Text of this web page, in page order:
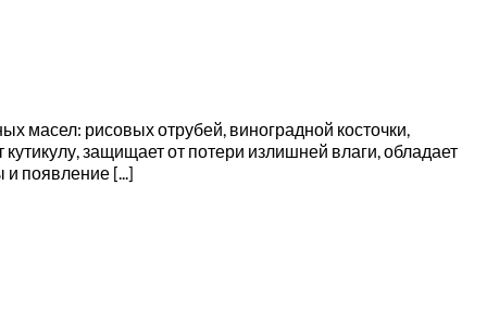
масел: рисовых отрубей, виноградной косточки,
защищает от потери излишней влаги, обладает
и появление [...]